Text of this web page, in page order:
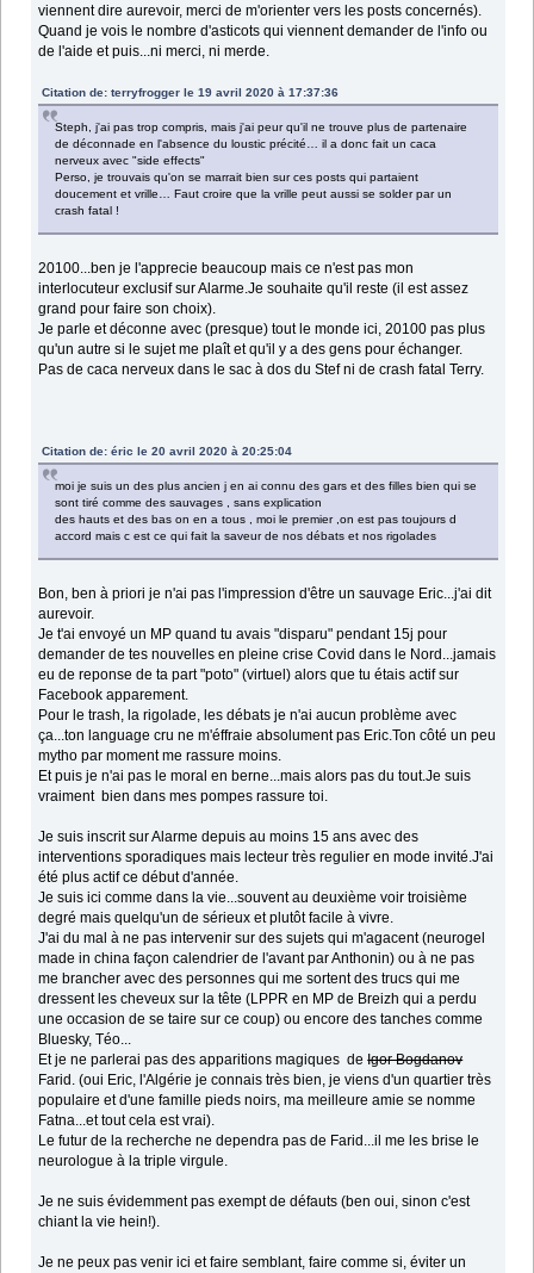
viennent dire aurevoir, merci de m'orienter vers les posts concernés).
Quand je vois le nombre d'asticots qui viennent demander de l'info ou
de l'aide et puis...ni merci, ni merde.
Citation de: terryfrogger le 19 avril 2020 à 17:37:36
Steph, j'ai pas trop compris, mais j'ai peur qu'il ne trouve plus de partenaire
de déconnade en l'absence du loustic précité… il a donc fait un caca
nerveux avec "side effects"
Perso, je trouvais qu'on se marrait bien sur ces posts qui partaient
doucement et vrille… Faut croire que la vrille peut aussi se solder par un
crash fatal !
20100...ben je l'apprecie beaucoup mais ce n'est pas mon
interlocuteur exclusif sur Alarme.Je souhaite qu'il reste (il est assez
grand pour faire son choix).
Je parle et déconne avec (presque) tout le monde ici, 20100 pas plus
qu'un autre si le sujet me plaît et qu'il y a des gens pour échanger.
Pas de caca nerveux dans le sac à dos du Stef ni de crash fatal Terry.
Citation de: éric le 20 avril 2020 à 20:25:04
moi je suis un des plus ancien j en ai connu des gars et des filles bien qui se
sont tiré comme des sauvages , sans explication
des hauts et des bas on en a tous , moi le premier ,on est pas toujours d
accord mais c est ce qui fait la saveur de nos débats et nos rigolades
Bon, ben à priori je n'ai pas l'impression d'être un sauvage Eric...j'ai dit
aurevoir.
Je t'ai envoyé un MP quand tu avais "disparu" pendant 15j pour
demander de tes nouvelles en pleine crise Covid dans le Nord...jamais
eu de reponse de ta part "poto" (virtuel) alors que tu étais actif sur
Facebook apparement.
Pour le trash, la rigolade, les débats je n'ai aucun problème avec
ça...ton language cru ne m'éffraie absolument pas Eric.Ton côté un peu
mytho par moment me rassure moins.
Et puis je n'ai pas le moral en berne...mais alors pas du tout.Je suis
vraiment bien dans mes pompes rassure toi.
Je suis inscrit sur Alarme depuis au moins 15 ans avec des
interventions sporadiques mais lecteur très regulier en mode invité.J'ai
été plus actif ce début d'année.
Je suis ici comme dans la vie...souvent au deuxième voir troisième
degré mais quelqu'un de sérieux et plutôt facile à vivre.
J'ai du mal à ne pas intervenir sur des sujets qui m'agacent (neurogel
made in china façon calendrier de l'avant par Anthonin) ou à ne pas
me brancher avec des personnes qui me sortent des trucs qui me
dressent les cheveux sur la tête (LPPR en MP de Breizh qui a perdu
une occasion de se taire sur ce coup) ou encore des tanches comme
Bluesky, Téo...
Et je ne parlerai pas des apparitions magiques deIgor Bogdanov
Farid. (oui Eric, l'Algérie je connais très bien, je viens d'un quartier très
populaire et d'une famille pieds noirs, ma meilleure amie se nomme
Fatna...et tout cela est vrai).
Le futur de la recherche ne dependra pas de Farid...il me les brise le
neurologue à la triple virgule.
Je ne suis évidemment pas exempt de défauts (ben oui, sinon c'est
chiant la vie hein!).
Je ne peux pas venir ici et faire semblant, faire comme si, éviter un